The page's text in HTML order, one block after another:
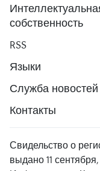
собственность
RSS
Языки
Служба новостей
Контакты
Свидельство о
выдано 11